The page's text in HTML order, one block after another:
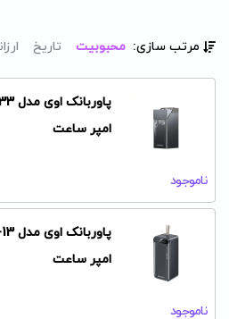
مرتب سازی: محبوبیت تاریخ
امپر ساعت
ناموجود
امپر ساعت
ناموجود